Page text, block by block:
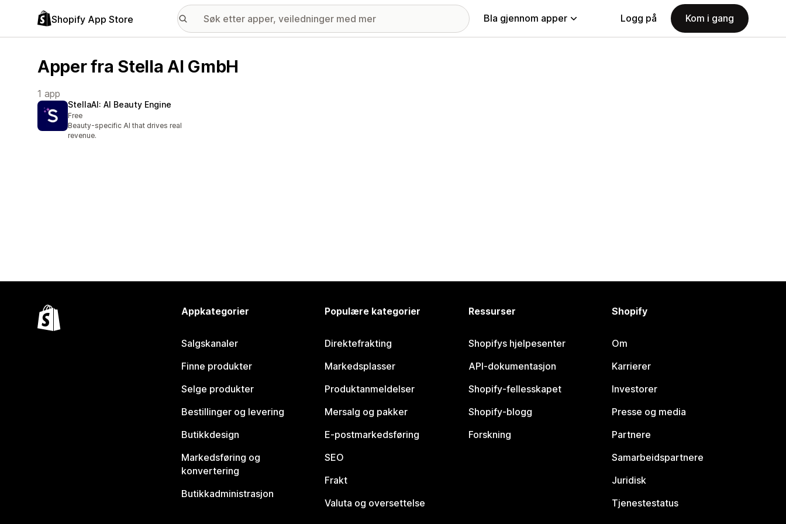
Shopify App Store Bla gjennom apper Logg på Kom i gang
Apper fra Stella AI GmbH
1 app
StellaAI: AI Beauty Engine
Free
Beauty-specific AI that drives real
revenue.
Appkategorier
Salgskanaler
Finne produkter
Selge produkter
Bestillinger og levering
Butikkdesign
Markedsføring og
konvertering
Butikkadministrasjon
Populære kategorier
Direktefrakting
Markedsplasser
Produktanmeldelser
Mersalg og pakker
E-postmarkedsføring
SEO
Frakt
Valuta og oversettelse
Ressurser
Shopifys hjelpesenter
API-dokumentasjon
Shopify-fellesskapet
Shopify-blogg
Forskning
Shopify
Om
Karrierer
Investorer
Presse og media
Partnere
Samarbeidspartnere
Juridisk
Tjenestestatus